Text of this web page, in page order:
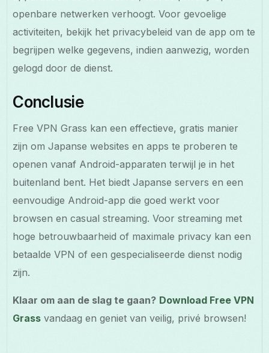
openbare netwerken verhoogt. Voor gevoelige
activiteiten, bekijk het privacybeleid van de app om te
begrijpen welke gegevens, indien aanwezig, worden
gelogd door de dienst.
Conclusie
Free VPN Grass kan een effectieve, gratis manier
zijn om Japanse websites en apps te proberen te
openen vanaf Android-apparaten terwijl je in het
buitenland bent. Het biedt Japanse servers en een
eenvoudige Android-app die goed werkt voor
browsen en casual streaming. Voor streaming met
hoge betrouwbaarheid of maximale privacy kan een
betaalde VPN of een gespecialiseerde dienst nodig
zijn.
Klaar om aan de slag te gaan? Download Free VPN
Grass vandaag en geniet van veilig, privé browsen!